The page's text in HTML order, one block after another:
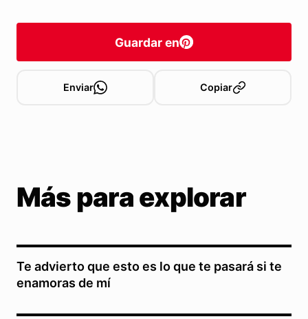
Guardar en
Enviar Copiar
Más para explorar
Te advierto que esto es lo que te pasará si te
enamoras de mí